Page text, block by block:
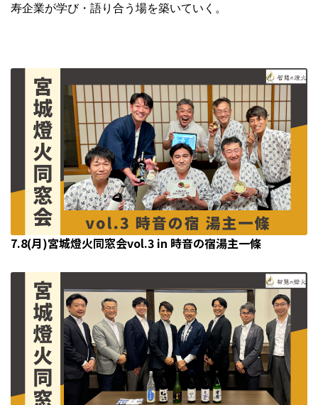
寿企業が学び・語り合う場を築いていく。
7.8(月)宮城燈火同窓会vol.3 in 時音の宿湯主一條